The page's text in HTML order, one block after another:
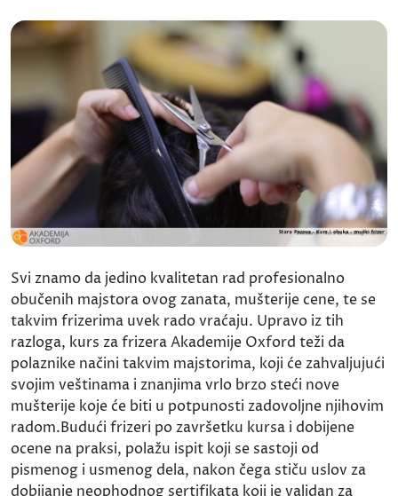
Svi znamo da jedino kvalitetan rad profesionalno
obučenih majstora ovog zanata, mušterije cene, te se
takvim frizerima uvek rado vraćaju. Upravo iz tih
razloga, kurs za frizera Akademije Oxford teži da
polaznike načini takvim majstorima, koji će zahvaljujući
svojim veštinama i znanjima vrlo brzo steći nove
mušterije koje će biti u potpunosti zadovoljne njihovim
radom.Budući frizeri po završetku kursa i dobijene
ocene na praksi, polažu ispit koji se sastoji od
pismenog i usmenog dela, nakon čega stiču uslov za
dobijanje neophodnog sertifikata koji je validan za